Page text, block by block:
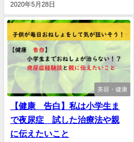
2020年5月28日
美容・健康
【健康 告白】私は小学生ま
で夜尿症 試した治療法や親
に伝えたいこと